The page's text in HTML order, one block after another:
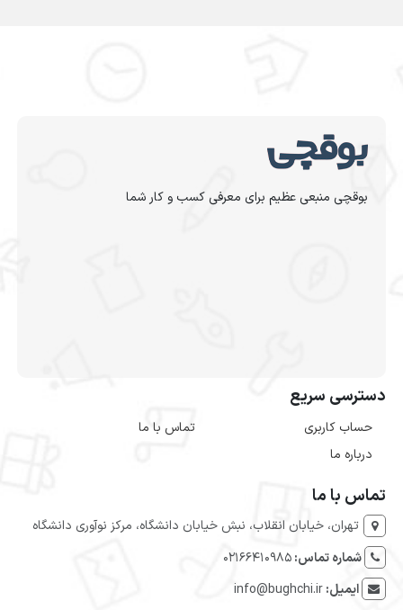
بوقچی منبعی عظیم برای معرفی کسب و کار شما
دسترسی سریع
حساب کاربری
درباره ما
تماس با ما
تماس با ما
تهران، خیابان انقلاب، نبش خیابان دانشگاه، مرکز نوآوری دانشگاه
شماره تماس:۰۲۱۶۶۴۱۰۹۸۵
ایمیل:info@bughchi.ir